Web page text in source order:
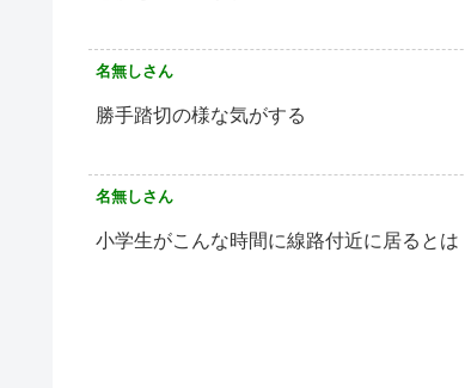
名無しさん
勝手踏切の様な気がする
名無しさん
小学生がこんな時間に線路付近に居るとは